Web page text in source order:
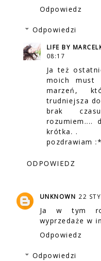
Odpowiedz
Odpowiedzi
LIFE BY
08:17
Ja też
moich must
marzeń,
trudniejsza
brak
rozumiem....
krótka. .
pozdrawiam :*
ODPOWIEDZ
UNKNOWN 22
Ja w tym
wyprzedaże w
Odpowiedz
Odpowiedzi